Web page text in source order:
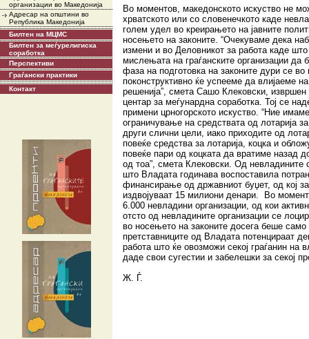
организации во Македонија
Адресар на општини во
Република Македонија
Билтен на МЦМС
Билтен за меѓурелигиска
соработка
Перспективи
Граѓански практики
Контакт
Во моментов, македонското искуство не
хрватското или со словенечкото каде
голем удел во креирањето на јавните
носењето на законите. “Очекуваме дека
измени и во Деловникот за работа каде
мислењата на граѓанските организации да
фаза на подготовка на законите дури се во
поконструктивно ќе успееме да влијаеме
решенија”, смета Сашо Клековски,
центар за меѓунардна соработка. Тој се
примени црногорското искуство. “Ние
ограничување на средствата од лотарија
други слични цели, иако приходите од
повеќе средства за лотарија, коцка и
повеќе пари од коцката да вратиме назад
од тоа”, смета Клековски. Од невладините
што Владата годинава воспоставила
финансирање од државниот буџет, од кој
издвојуваат 15 милиони денари. Во
6.000 невладини организации, од кои
отсто од невладините организации се
во носењето на законите досега беше само
претставниците од Владата потенцираат
работа што ќе овозможи секој граѓанин на
даде свои сугестии и забелешки за секој
Ж. Ѓ.